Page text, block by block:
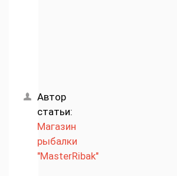
Автор
статьи:
Магазин
рыбалки
"MasterRibak"